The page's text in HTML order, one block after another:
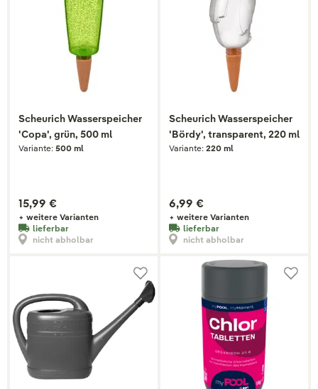
Scheurich Wasserspeicher
'Copa', grün, 500 ml
Variante: 500 ml
15,99 €
+ weitere Varianten
lieferbar
nicht abholbar
Scheurich Wasserspeicher
'Bördy', transparent, 220 ml
Variante: 220 ml
6,99 €
+ weitere Varianten
lieferbar
nicht abholbar